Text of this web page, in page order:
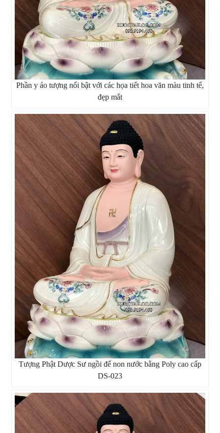
Phần y áo tượng nổi bật với các họa tiết hoa văn màu tinh tế,
đẹp mắt
Tượng Phật Dược Sư ngồi đế non nước bằng Poly cao cấp
DS-023